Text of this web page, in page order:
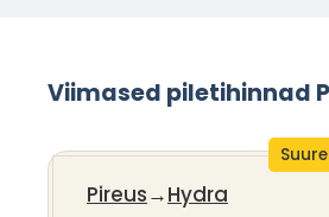
Viimased piletihinnad
Pireus→Hydra